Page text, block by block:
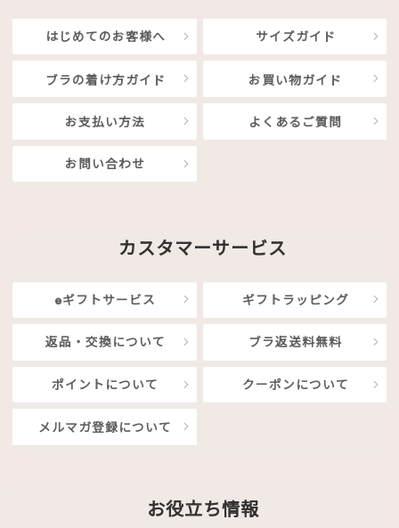
はじめてのお客様へ サイズガイド
ブラの着け方ガイド お買い物ガイド
お支払い方法 よくあるご質問
お問い合わせ
カスタマーサービス
eギフトサービス ギフトラッピング
返品・交換について ブラ返送料無料
ポイントについて クーポンについて
メルマガ登録について
お役立ち情報